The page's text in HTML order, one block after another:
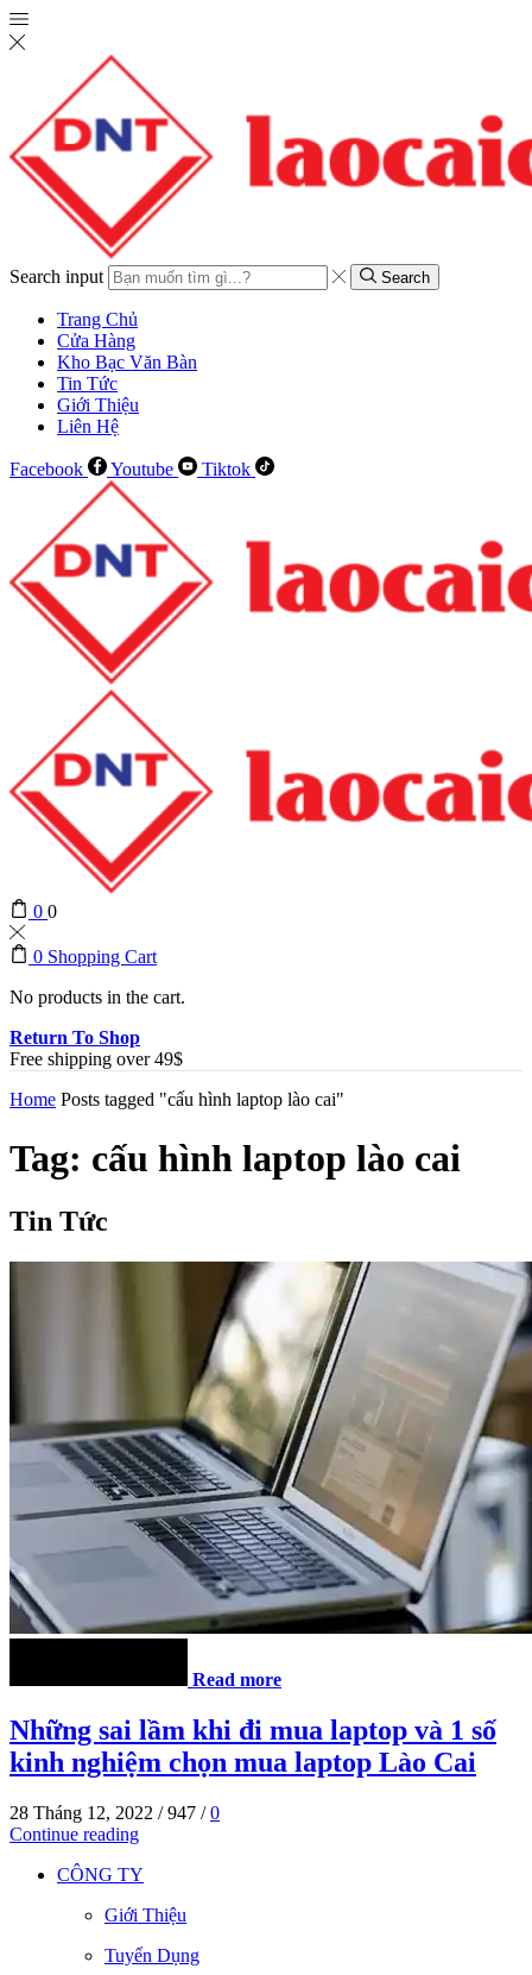
Search input Search
Trang Chủ
Cửa Hàng
Kho Bạc Văn Bàn
Tin Tức
Giới Thiệu
Liên Hệ
Facebook Youtube Tiktok
0 0
0 Shopping Cart
No products in the cart.
Return To Shop
Free shipping over 49$
Home Posts tagged "cấu hình laptop lào cai"
Tag: cấu hình laptop lào cai
Tin Tức
Read more
Những sai lầm khi đi mua laptop và 1 số
kinh nghiệm chọn mua laptop Lào Cai
28 Tháng 12, 2022 / 947 / 0
Continue reading
CÔNG TY
Giới Thiệu
Tuyển Dụng